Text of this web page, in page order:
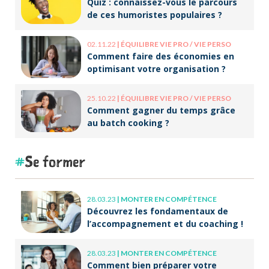
de ces humoristes populaires ?
02.11.22 | ÉQUILIBRE VIE PRO / VIE PERSO
Comment faire des économies en
optimisant votre organisation ?
25.10.22 | ÉQUILIBRE VIE PRO / VIE PERSO
Comment gagner du temps grâce
au batch cooking ?
Se former
28.03.23 | MONTER EN COMPÉTENCE
Découvrez les fondamentaux de
l’accompagnement et du coaching !
28.03.23 | MONTER EN COMPÉTENCE
Comment bien préparer votre